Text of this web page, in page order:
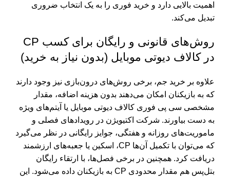
اهمیت بالایی دارد و خرید فوری را به یک انتخاب ضروری
تبدیل می‌کند.
روش‌های قانونی و رایگان برای کسب CP
در کالاف دیوتی موبایل (بدون نیاز به خرید)
علاوه بر خرید جم، برخی روش‌های درون‌بازی نیز وجود دارند
که به بازیکنان امکان می‌دهند بدون هزینه اضافه، مقدار
مشخصی سی پی فوری کالاف دیوتی موبایل یا آیتم‌های ویژه
به دست بیاورند. شرکت اکتیویژن در رویدادهای فصلی و
ماموریت‌های روزانه و هفتگی، جوایز رایگانی در نظر می‌گیرد
که می‌توان با تکمیل آن‌ها CP، اسکین یا جعبه‌های ارزشمند
دریافت کرد. همچنین در برخی فصل‌ها، با ارتقاء رایگان
بتل‌پس هم مقدار محدودی CP به بازیکنان داده می‌شود. این